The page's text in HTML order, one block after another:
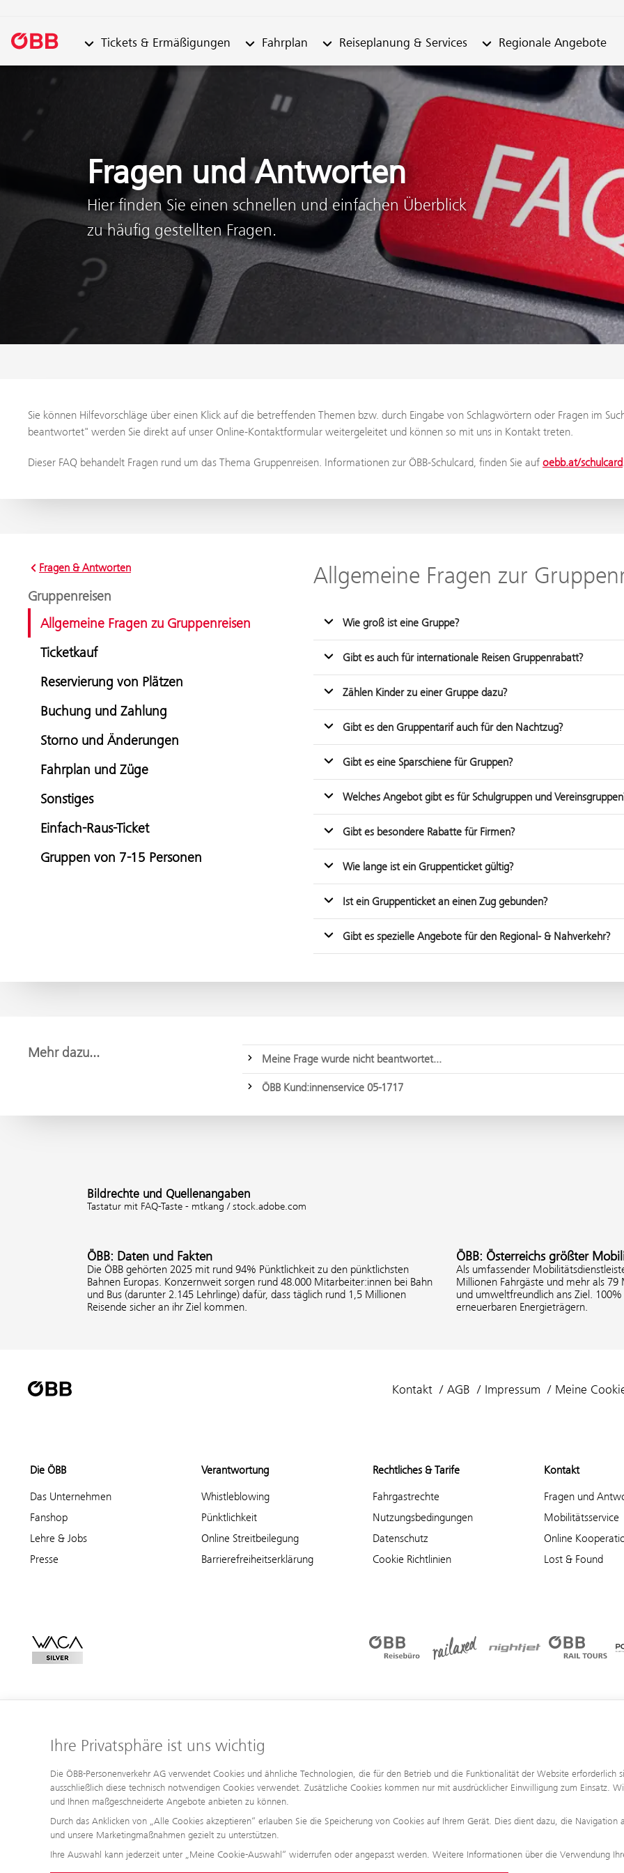
Ihre Privatsphäre ist uns wichtig
Die ÖBB-Personenverkehr AG verwendet Cookies und ähnliche Technologien, die für den Betrieb und die Funktionalität der Website erforderlich
ausschließlich diese technisch notwendigen Cookies verwendet. Zusätzliche Cookies kommen nur mit ausdrücklicher Einwilligung zum Einsatz.
und Ihnen maßgeschneiderte Angebote anbieten zu können.
Durch das Anklicken von „Alle Cookies akzeptieren“ erlauben Sie die Speicherung von Cookies auf Ihrem Gerät. Dies dient dazu, die
und unsere Marketingmaßnahmen gezielt zu unterstützen.
Ihre Auswahl kann jederzeit unter „Meine Cookie-Auswahl“ widerrufen oder angepasst werden. Weitere Informationen über die Verwendung
Zum Inhalt springen (Alt + 0)
Zum Menü springen (Alt + 1)
Untermenü von "Tickets & Ermäßigungen"
Tickets & Ermäßigungen Untermenü von "Fahrplan"
Fahrplan Untermenü von "Reiseplanung & Services"
Reiseplanung & Services Untermenü von
Regionale Angebote
Fragen und Antworten
Hier finden Sie einen schnellen und einfachen Überblick
zu häufig gestellten Fragen.
Sie können Hilfevorschläge über einen Klick auf die betreffenden Themen bzw. durch Eingabe von Schlagwörtern oder Fragen im
beantwortet" werden Sie direkt auf unser Online-Kontaktformular weitergeleitet und können so mit uns in Kontakt treten.
Dieser FAQ behandelt Fragen rund um das Thema Gruppenreisen. Informationen zur ÖBB-Schulcard, finden Sie auf oebb.at/schulcard
Fragen & Antworten
Gruppenreisen
Allgemeine Fragen zu Gruppenreisen
Ticketkauf
Reservierung von Plätzen
Buchung und Zahlung
Storno und Änderungen
Fahrplan und Züge
Sonstiges
Einfach-Raus-Ticket
Gruppen von 7-15 Personen
Allgemeine Fragen zur
Wie groß ist eine Gruppe?
Gibt es auch für internationale Reisen Gruppenrabatt?
Zählen Kinder zu einer Gruppe dazu?
Gibt es den Gruppentarif auch für den Nachtzug?
Gibt es eine Sparschiene für Gruppen?
Welches Angebot gibt es für Schulgruppen und
Gibt es besondere Rabatte für Firmen?
Wie lange ist ein Gruppenticket gültig?
Ist ein Gruppenticket an einen Zug gebunden?
Gibt es spezielle Angebote für den Regional- & Nahverkehr?
Mehr dazu... Meine Frage wurde nicht beantwortet...
ÖBB Kund:innenservice 05-1717
Bildrechte und Quellenangaben
Tastatur mit FAQ-Taste - mtkang / stock.adobe.com
ÖBB: Daten und Fakten
Die ÖBB gehörten 2025 mit rund 94% Pünktlichkeit zu den pünktlichsten
Bahnen Europas. Konzernweit sorgen rund 48.000 Mitarbeiter:innen bei Bahn
und Bus (darunter 2.145 Lehrlinge) dafür, dass täglich rund 1,5 Millionen
Reisende sicher an ihr Ziel kommen.
ÖBB: Österreichs größter
Als umfassender
Millionen Fahrgäste und mehr als
und umweltfreundlich ans Ziel.
erneuerbaren Energieträgern.
Kontakt AGB Impressum Meine
Die ÖBB
Das Unternehmen
Fanshop
Lehre & Jobs
Presse
Verantwortung
Whistleblowing
Pünktlichkeit
Online Streitbeilegung
Barrierefreiheitserklärung
Rechtliches & Tarife
Fahrgastrechte
Nutzungsbedingungen
Datenschutz
Cookie Richtlinien
Kontakt
Fragen und
Mobilitätsservice
Online
Lost & Found